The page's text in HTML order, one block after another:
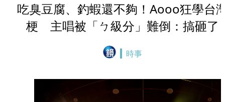
吃臭豆腐、釣蝦還不夠！Aooo狂學台
梗 主唱被「ㄅ級分」難倒：搞砸了
時事